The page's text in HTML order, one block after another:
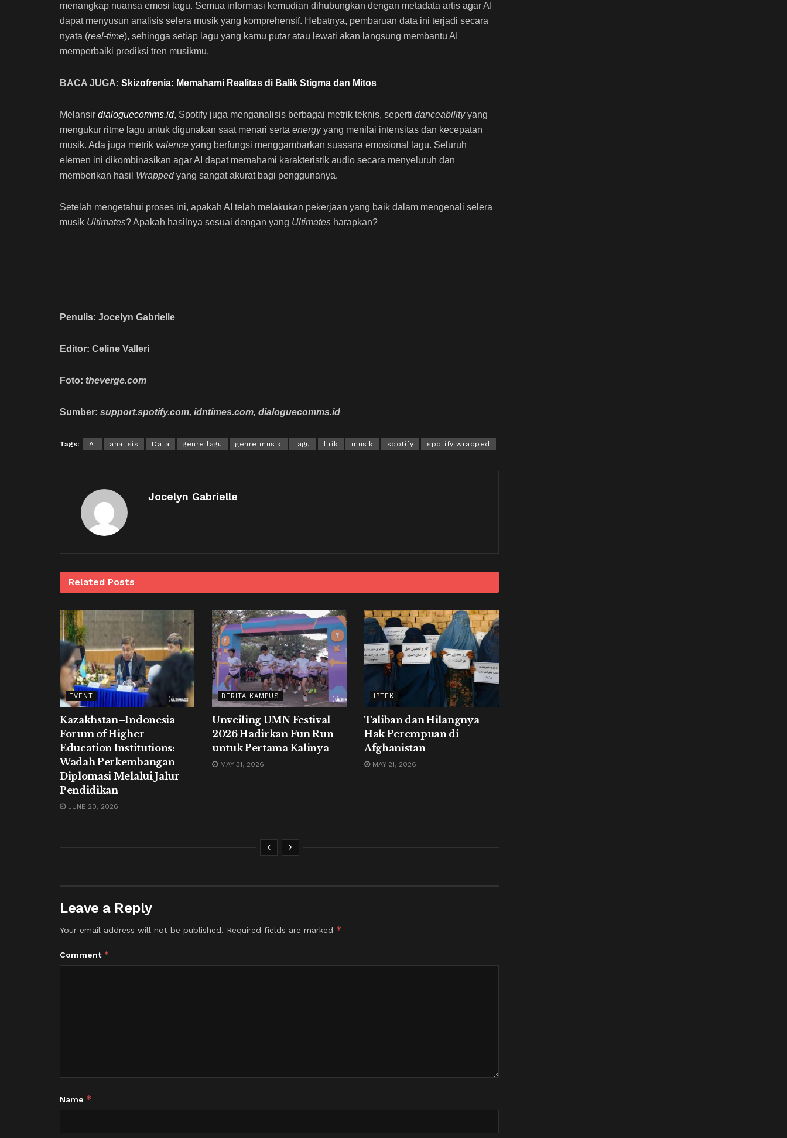
menangkap nuansa emosi lagu. Semua informasi kemudian dihubungkan dengan metadata artis agar AI
dapat menyusun analisis selera musik yang komprehensif. Hebatnya, pembaruan data ini terjadi secara
nyata (real-time), sehingga setiap lagu yang kamu putar atau lewati akan langsung membantu AI
memperbaiki prediksi tren musikmu.
BACA JUGA: Skizofrenia: Memahami Realitas di Balik Stigma dan Mitos
Melansir dialoguecomms.id, Spotify juga menganalisis berbagai metrik teknis, seperti danceabilityyang
mengukur ritme lagu untuk digunakan saat menari serta energyyang menilai intensitas dan kecepatan
musik. Ada juga metrik valence yang berfungsi menggambarkan suasana emosional lagu. Seluruh
elemen ini dikombinasikan agar AI dapat memahami karakteristik audio secara menyeluruh dan
memberikan hasil Wrappedyang sangat akurat bagi penggunanya.
Setelah mengetahui proses ini, apakah AI telah melakukan pekerjaan yang baik dalam mengenali selera
musik Ultimates? Apakah hasilnya sesuai dengan yang Ultimates harapkan?
Penulis: Jocelyn Gabrielle
Editor: Celine Valleri
Foto: theverge.com
Sumber: support.spotify.com, idntimes.com, dialoguecomms.id
Tags: AI analisis Data genre lagu genre musik lagu lirik musik spotify spotify wrapped
Jocelyn Gabrielle
Related Posts
EVENT
Kazakhstan–Indonesia
Forum of Higher
Education Institutions:
Wadah Perkembangan
Diplomasi Melalui Jalur
Pendidikan
JUNE 20, 2026
BERITA KAMPUS
Unveiling UMN Festival
2026 Hadirkan Fun Run
untuk Pertama Kalinya
MAY 31, 2026
IPTEK
Taliban dan Hilangnya
Hak Perempuan di
Afghanistan
MAY 21, 2026
Leave a Reply
Your email address will not be published. Required fields are marked *
Comment *
Name *